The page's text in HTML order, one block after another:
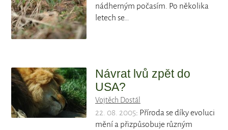
nádherným počasím. Po několika
letech se…
Návrat lvů zpět do
USA?
Vojtěch Dostál
22. 08. 2005: Příroda se díky evoluci
mění a přizpůsobuje různým